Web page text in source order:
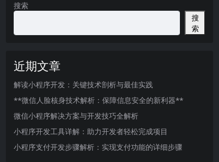
搜索
搜
索
近期文章
解读小程序开发：关键技术剖析与最佳实践
**微信人脸核身技术解析：保障信息安全的新利器**
微信小程序解决方案与开发技巧全解析
小程序开发工具详解：助力开发者轻松完成项目
小程序支付开发步骤解析：实现支付功能的详细步骤